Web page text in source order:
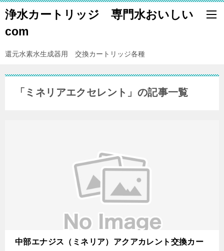
浄水カートリッジ 専門水おいしい
com
還元水素水生成器用 交換カートリッジ各種
「ミネリアエクセレント」の記事一覧
中部エナジス（ミネリア）アクアカレント交換カー